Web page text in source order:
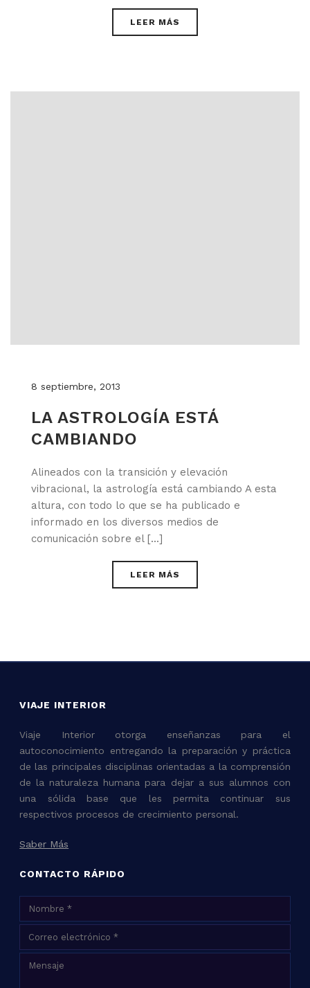
LEER MÁS
8 septiembre, 2013
LA ASTROLOGÍA ESTÁ
CAMBIANDO
Alineados con la transición y elevación
vibracional, la astrología está cambiando A esta
altura, con todo lo que se ha publicado e
informado en los diversos medios de
comunicación sobre el [...]
LEER MÁS
VIAJE INTERIOR
Viaje Interior otorga enseñanzas para el
autoconocimiento entregando la preparación y práctica
de las principales disciplinas orientadas a la comprensión
de la naturaleza humana para dejar a sus alumnos con
una sólida base que les permita continuar sus
respectivos procesos de crecimiento personal.
Saber Más
CONTACTO RÁPIDO